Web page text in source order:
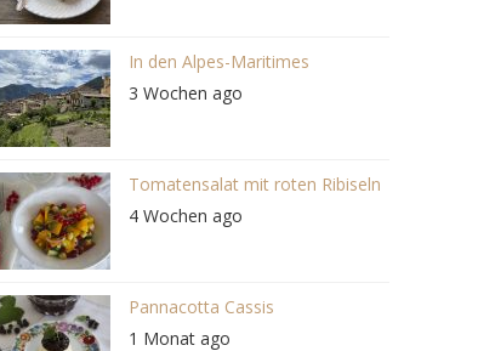
In den Alpes-Maritimes
3 Wochen ago
Tomatensalat mit roten Ribiseln
4 Wochen ago
Pannacotta Cassis
1 Monat ago